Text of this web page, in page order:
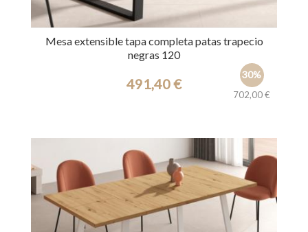
Mesa extensible tapa completa patas trapecio
negras 120
30%
702,00 €
491,40 €